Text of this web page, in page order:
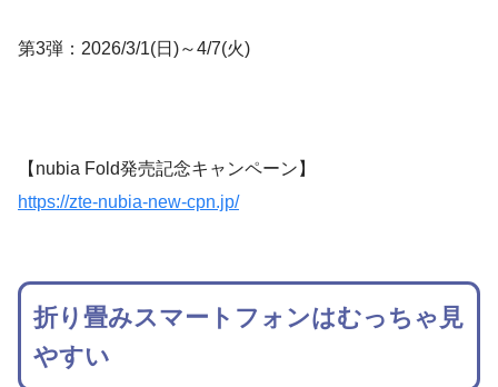
第3弾：2026/3/1(日)～4/7(火)
【nubia Fold発売記念キャンペーン】
https://zte-nubia-new-cpn.jp/
折り畳みスマートフォンはむっちゃ見
やすい